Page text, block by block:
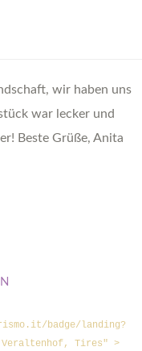
wir haben uns
war lecker und
Beste Grüße, Anita
badge/landing?
Tires" >